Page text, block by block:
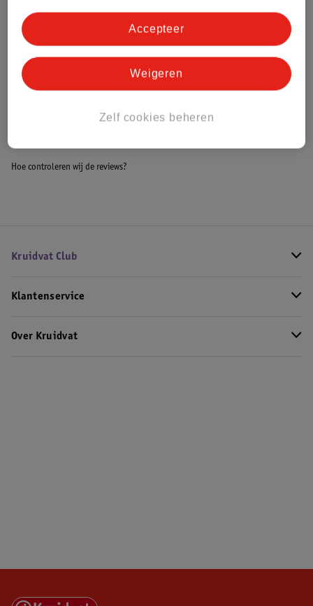
Bestel & Bezorginformatie
Hoe controleren wij de reviews?
Kruidvat Club
Klantenservice
Over Kruidvat
Zelf cookies beheren
Weigeren
Accepteer